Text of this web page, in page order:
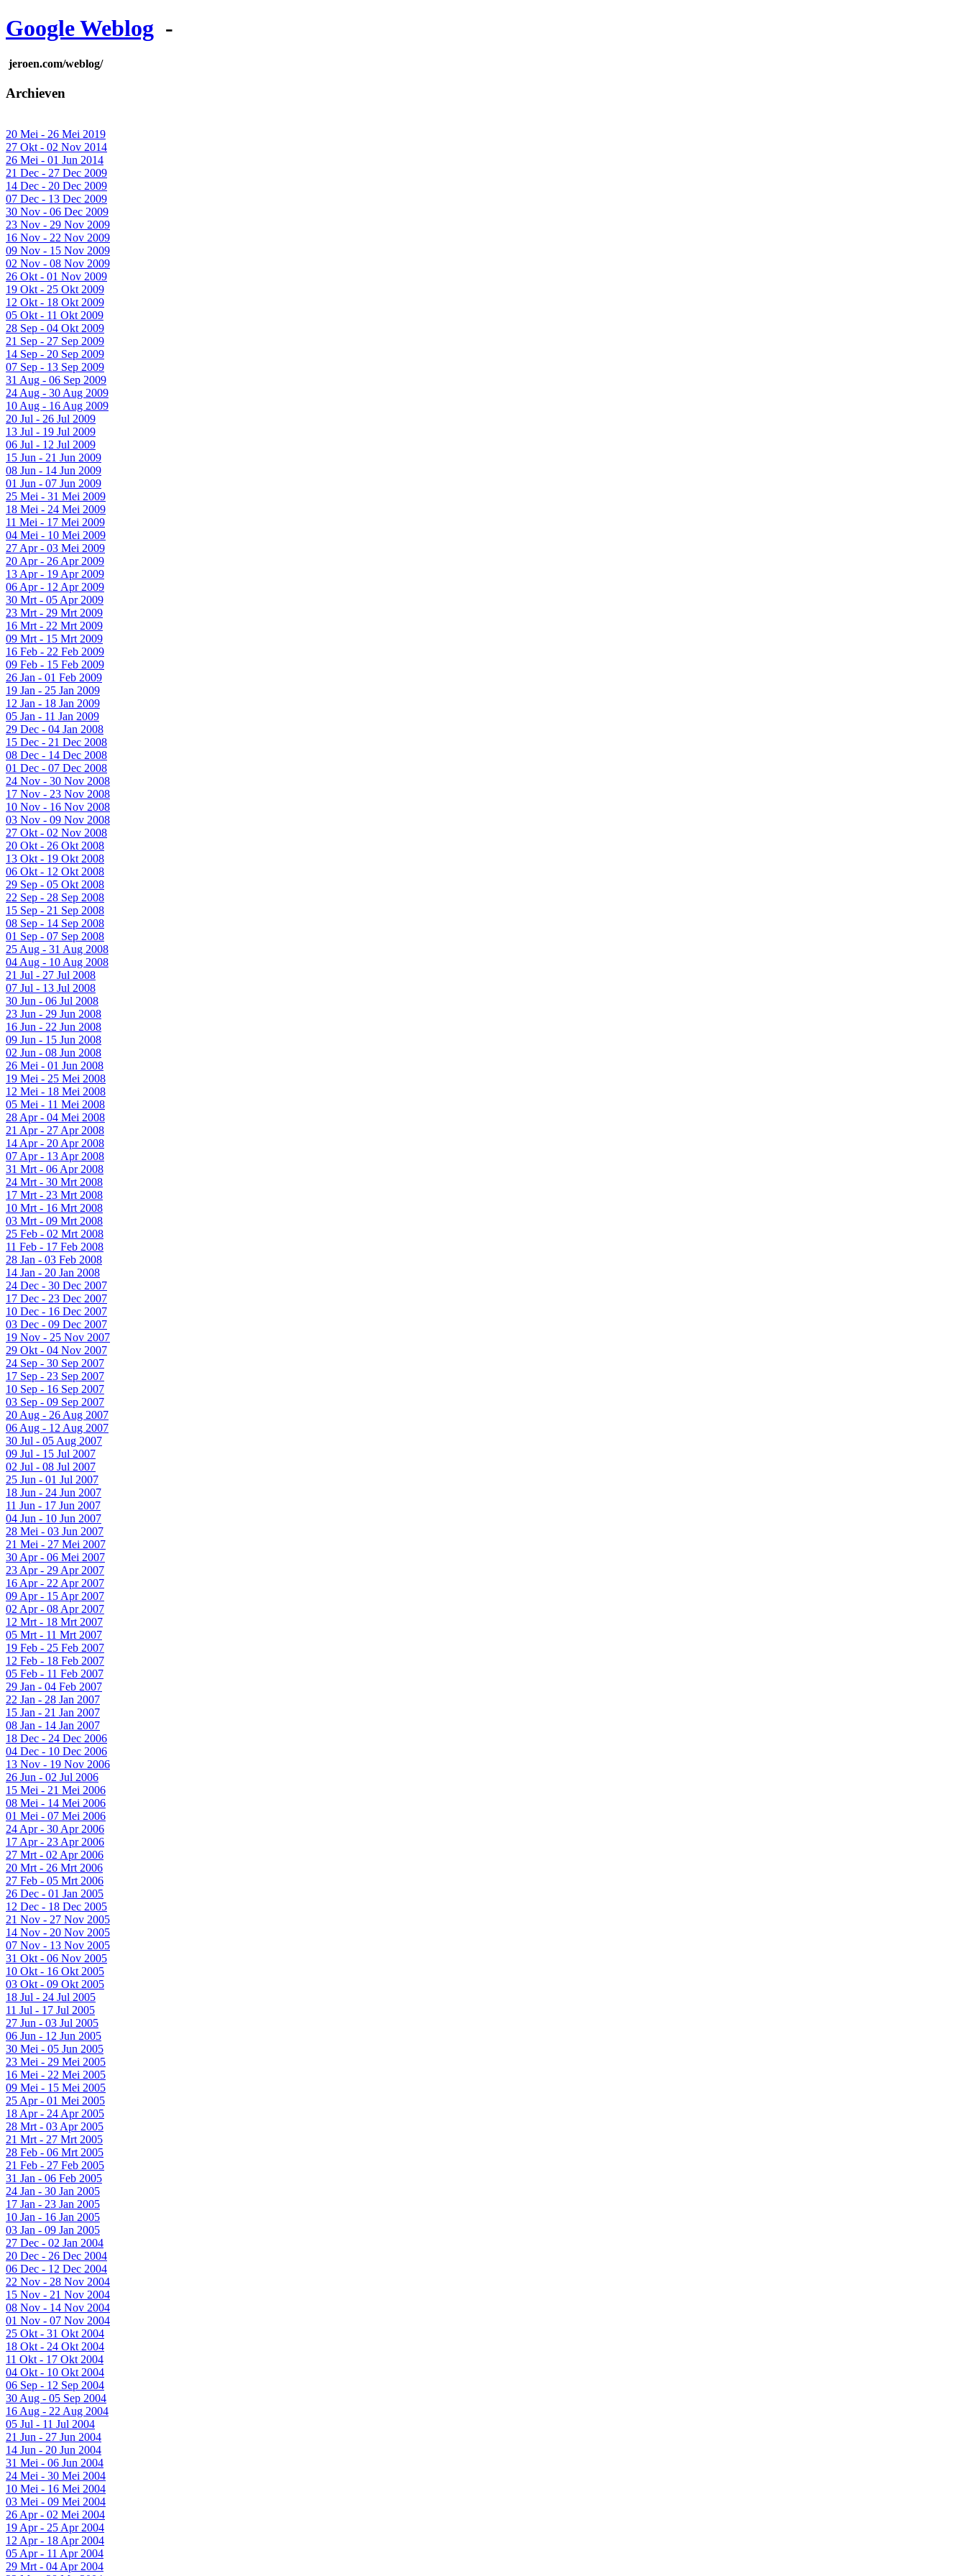
Google Weblog -
jeroen.com/weblog/
Archieven
20 Mei - 26 Mei 2019
27 Okt - 02 Nov 2014
26 Mei - 01 Jun 2014
21 Dec - 27 Dec 2009
14 Dec - 20 Dec 2009
07 Dec - 13 Dec 2009
30 Nov - 06 Dec 2009
23 Nov - 29 Nov 2009
16 Nov - 22 Nov 2009
09 Nov - 15 Nov 2009
02 Nov - 08 Nov 2009
26 Okt - 01 Nov 2009
19 Okt - 25 Okt 2009
12 Okt - 18 Okt 2009
05 Okt - 11 Okt 2009
28 Sep - 04 Okt 2009
21 Sep - 27 Sep 2009
14 Sep - 20 Sep 2009
07 Sep - 13 Sep 2009
31 Aug - 06 Sep 2009
24 Aug - 30 Aug 2009
10 Aug - 16 Aug 2009
20 Jul - 26 Jul 2009
13 Jul - 19 Jul 2009
06 Jul - 12 Jul 2009
15 Jun - 21 Jun 2009
08 Jun - 14 Jun 2009
01 Jun - 07 Jun 2009
25 Mei - 31 Mei 2009
18 Mei - 24 Mei 2009
11 Mei - 17 Mei 2009
04 Mei - 10 Mei 2009
27 Apr - 03 Mei 2009
20 Apr - 26 Apr 2009
13 Apr - 19 Apr 2009
06 Apr - 12 Apr 2009
30 Mrt - 05 Apr 2009
23 Mrt - 29 Mrt 2009
16 Mrt - 22 Mrt 2009
09 Mrt - 15 Mrt 2009
16 Feb - 22 Feb 2009
09 Feb - 15 Feb 2009
26 Jan - 01 Feb 2009
19 Jan - 25 Jan 2009
12 Jan - 18 Jan 2009
05 Jan - 11 Jan 2009
29 Dec - 04 Jan 2008
15 Dec - 21 Dec 2008
08 Dec - 14 Dec 2008
01 Dec - 07 Dec 2008
24 Nov - 30 Nov 2008
17 Nov - 23 Nov 2008
10 Nov - 16 Nov 2008
03 Nov - 09 Nov 2008
27 Okt - 02 Nov 2008
20 Okt - 26 Okt 2008
13 Okt - 19 Okt 2008
06 Okt - 12 Okt 2008
29 Sep - 05 Okt 2008
22 Sep - 28 Sep 2008
15 Sep - 21 Sep 2008
08 Sep - 14 Sep 2008
01 Sep - 07 Sep 2008
25 Aug - 31 Aug 2008
04 Aug - 10 Aug 2008
21 Jul - 27 Jul 2008
07 Jul - 13 Jul 2008
30 Jun - 06 Jul 2008
23 Jun - 29 Jun 2008
16 Jun - 22 Jun 2008
09 Jun - 15 Jun 2008
02 Jun - 08 Jun 2008
26 Mei - 01 Jun 2008
19 Mei - 25 Mei 2008
12 Mei - 18 Mei 2008
05 Mei - 11 Mei 2008
28 Apr - 04 Mei 2008
21 Apr - 27 Apr 2008
14 Apr - 20 Apr 2008
07 Apr - 13 Apr 2008
31 Mrt - 06 Apr 2008
24 Mrt - 30 Mrt 2008
17 Mrt - 23 Mrt 2008
10 Mrt - 16 Mrt 2008
03 Mrt - 09 Mrt 2008
25 Feb - 02 Mrt 2008
11 Feb - 17 Feb 2008
28 Jan - 03 Feb 2008
14 Jan - 20 Jan 2008
24 Dec - 30 Dec 2007
17 Dec - 23 Dec 2007
10 Dec - 16 Dec 2007
03 Dec - 09 Dec 2007
19 Nov - 25 Nov 2007
29 Okt - 04 Nov 2007
24 Sep - 30 Sep 2007
17 Sep - 23 Sep 2007
10 Sep - 16 Sep 2007
03 Sep - 09 Sep 2007
20 Aug - 26 Aug 2007
06 Aug - 12 Aug 2007
30 Jul - 05 Aug 2007
09 Jul - 15 Jul 2007
02 Jul - 08 Jul 2007
25 Jun - 01 Jul 2007
18 Jun - 24 Jun 2007
11 Jun - 17 Jun 2007
04 Jun - 10 Jun 2007
28 Mei - 03 Jun 2007
21 Mei - 27 Mei 2007
30 Apr - 06 Mei 2007
23 Apr - 29 Apr 2007
16 Apr - 22 Apr 2007
09 Apr - 15 Apr 2007
02 Apr - 08 Apr 2007
12 Mrt - 18 Mrt 2007
05 Mrt - 11 Mrt 2007
19 Feb - 25 Feb 2007
12 Feb - 18 Feb 2007
05 Feb - 11 Feb 2007
29 Jan - 04 Feb 2007
22 Jan - 28 Jan 2007
15 Jan - 21 Jan 2007
08 Jan - 14 Jan 2007
18 Dec - 24 Dec 2006
04 Dec - 10 Dec 2006
13 Nov - 19 Nov 2006
26 Jun - 02 Jul 2006
15 Mei - 21 Mei 2006
08 Mei - 14 Mei 2006
01 Mei - 07 Mei 2006
24 Apr - 30 Apr 2006
17 Apr - 23 Apr 2006
27 Mrt - 02 Apr 2006
20 Mrt - 26 Mrt 2006
27 Feb - 05 Mrt 2006
26 Dec - 01 Jan 2005
12 Dec - 18 Dec 2005
21 Nov - 27 Nov 2005
14 Nov - 20 Nov 2005
07 Nov - 13 Nov 2005
31 Okt - 06 Nov 2005
10 Okt - 16 Okt 2005
03 Okt - 09 Okt 2005
18 Jul - 24 Jul 2005
11 Jul - 17 Jul 2005
27 Jun - 03 Jul 2005
06 Jun - 12 Jun 2005
30 Mei - 05 Jun 2005
23 Mei - 29 Mei 2005
16 Mei - 22 Mei 2005
09 Mei - 15 Mei 2005
25 Apr - 01 Mei 2005
18 Apr - 24 Apr 2005
28 Mrt - 03 Apr 2005
21 Mrt - 27 Mrt 2005
28 Feb - 06 Mrt 2005
21 Feb - 27 Feb 2005
31 Jan - 06 Feb 2005
24 Jan - 30 Jan 2005
17 Jan - 23 Jan 2005
10 Jan - 16 Jan 2005
03 Jan - 09 Jan 2005
27 Dec - 02 Jan 2004
20 Dec - 26 Dec 2004
06 Dec - 12 Dec 2004
22 Nov - 28 Nov 2004
15 Nov - 21 Nov 2004
08 Nov - 14 Nov 2004
01 Nov - 07 Nov 2004
25 Okt - 31 Okt 2004
18 Okt - 24 Okt 2004
11 Okt - 17 Okt 2004
04 Okt - 10 Okt 2004
06 Sep - 12 Sep 2004
30 Aug - 05 Sep 2004
16 Aug - 22 Aug 2004
05 Jul - 11 Jul 2004
21 Jun - 27 Jun 2004
14 Jun - 20 Jun 2004
31 Mei - 06 Jun 2004
24 Mei - 30 Mei 2004
10 Mei - 16 Mei 2004
03 Mei - 09 Mei 2004
26 Apr - 02 Mei 2004
19 Apr - 25 Apr 2004
12 Apr - 18 Apr 2004
05 Apr - 11 Apr 2004
29 Mrt - 04 Apr 2004